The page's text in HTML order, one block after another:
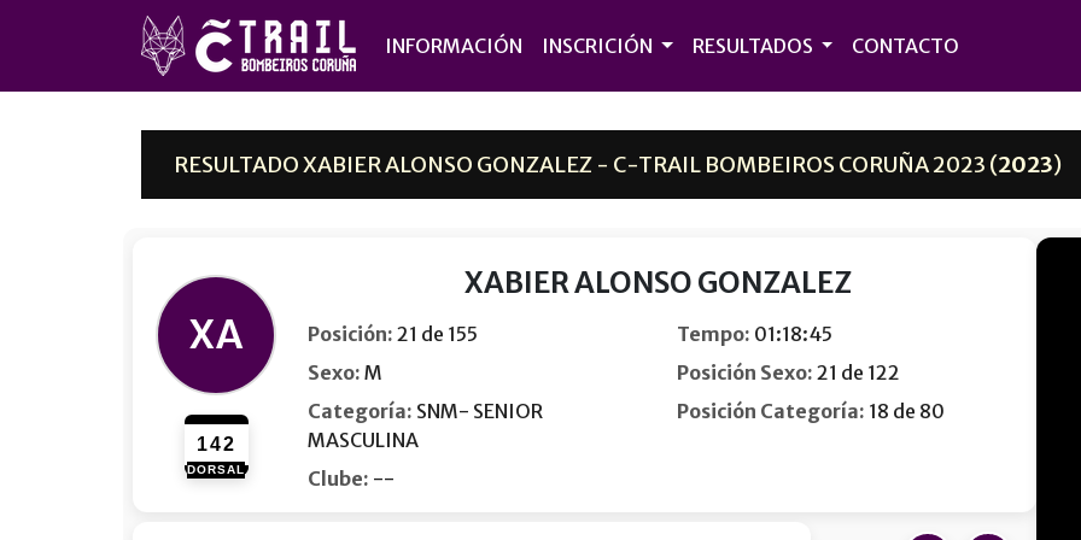
INFORMACIÓN INSCRICIÓN RESULTADOS CONTACTO
RESULTADO XABIER ALONSO GONZALEZ - C-TRAIL BOMBEIROS CORUÑA 2023 (2023)
XA
142
DORSAL
XABIER ALONSO GONZALEZ
Posición: 21 de 155 Tempo: 01:18:45
Sexo: M Posición Sexo: 21 de 122
Categoría: SNM- SENIOR
MASCULINA
Posición Categoría: 18 de 80
Clube: --